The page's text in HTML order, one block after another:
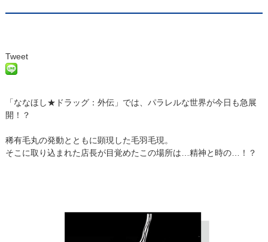
Tweet
「ななほし★ドラッグ：外伝」では、パラレルな世界が今日も急展
開！？
稀有毛丸の発動とともに顕現した毛羽毛現。
そこに取り込まれた店長が目覚めたこの場所は…精神と時の…！？